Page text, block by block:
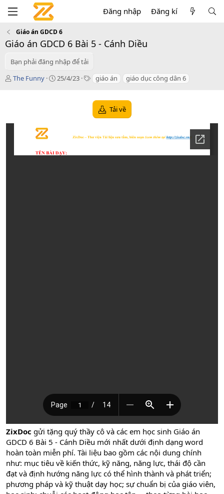
Đăng nhập Đăng kí
Giáo án GDCD 6
Giáo án GDCD 6 Bài 5 - Cánh Diều
Bạn phải đăng nhập để tải
T
ả
The Funny
C
d
25/4/23
T
s
giáo án giáo dục công dân 6
Tải về
ZixDoc gửi tặng quý thầy cô và các em học sinh Giáo án
GDCD 6 Bài 5 - Cánh Diều mới nhất dưới định dạng word
hoàn toàn miễn phí. Tài liệu bao gồm các nội dung chính
như: mục tiêu về kiến thức, kỹ năng, năng lực, thái độ cần
đạt và định hướng năng lực có thể hình thành và phát triển;
phương pháp và kỹ thuật dạy học; sự chuẩn bị của giáo viên,